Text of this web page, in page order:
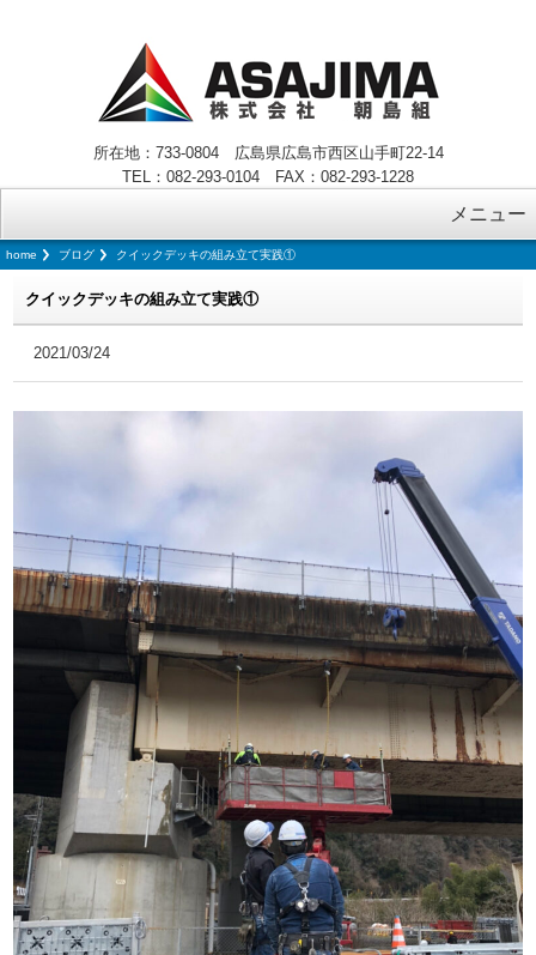
所在地：733-0804 広島県広島市西区山手町22-14
TEL：082-293-0104 FAX：082-293-1228
メニュー
home ブログ クイックデッキの組み立て実践①
クイックデッキの組み立て実践①
2021/03/24